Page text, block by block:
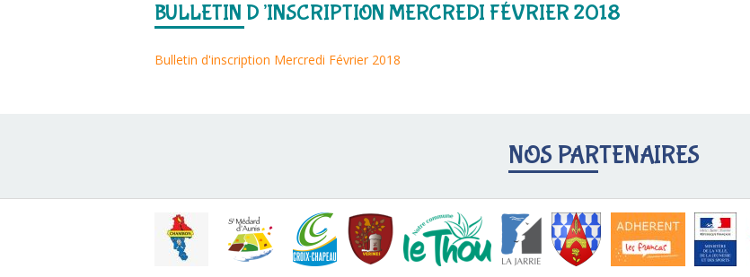
BULLETIN D’INSCRIPTION MERCREDI FÉVRIER 2018
Bulletin d'inscription Mercredi Février 2018
NOS PARTENAIRES